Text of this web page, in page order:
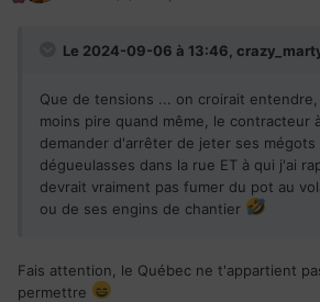
Le 2024-09-06 à 13:46,
Que de tensions ... on croirait
moins pire quand même, le contracteur
demander d'arrêter de jeter ses
dégueulasses dans la rue ET à qui j'ai
devrait vraiment pas fumer du pot au
ou de ses engins de chantier
Fais attention, le Québec ne t'appartient
permettre